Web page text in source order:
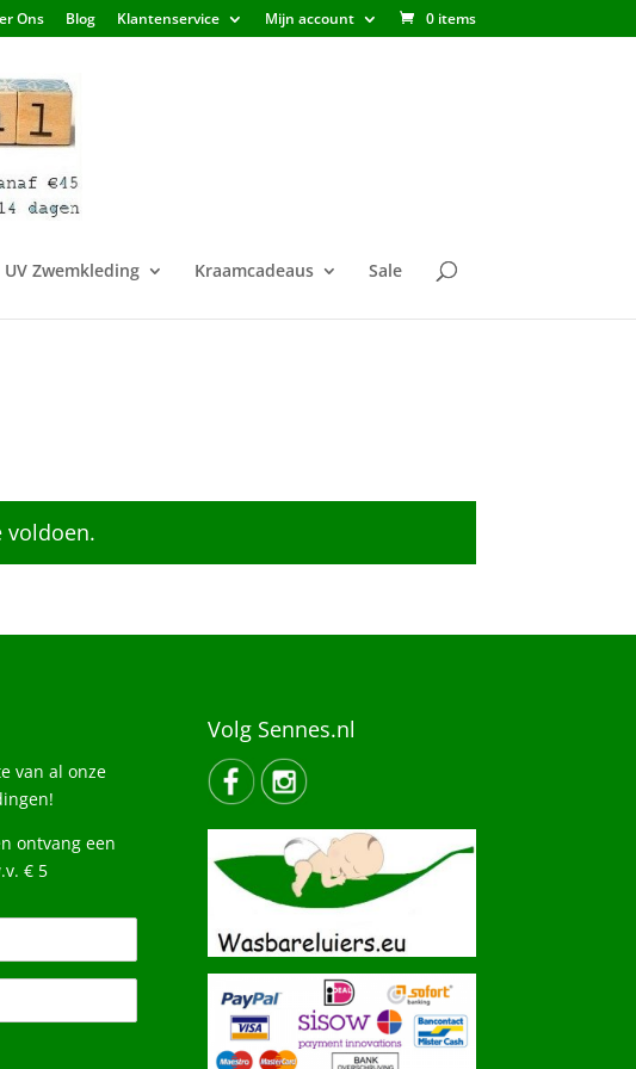
Ons Blog Klantenservice Mijn account 0 items
UV Zwemkleding Kraamcadeaus Sale
voldoen.
van al onze
ontvang een
€ 5
Volg Sennes.nl